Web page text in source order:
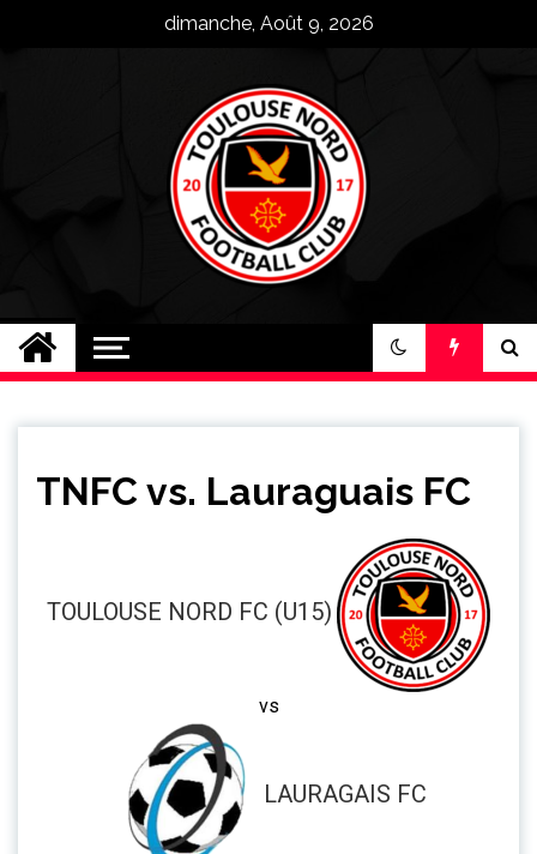
dimanche, Août 9, 2026
Toulouse Nord FC
Plus qu'un club, une famille !
TNFC vs. Lauraguais FC
TOULOUSE NORD FC (U15)
vs
LAURAGAIS FC